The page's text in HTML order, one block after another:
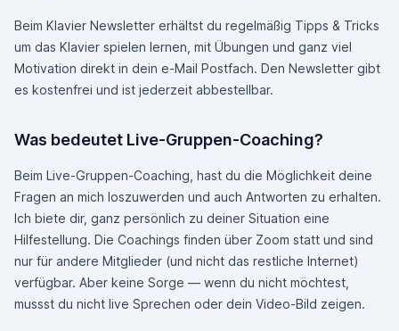
Beim Klavier Newsletter erhältst du regelmäßig Tipps & Tricks
um das Klavier spielen lernen, mit Übungen und ganz viel
Motivation direkt in dein e-Mail Postfach. Den Newsletter gibt
es kostenfrei und ist jederzeit abbestellbar.
Was bedeutet Live-Gruppen-Coaching?
Beim Live-Gruppen-Coaching, hast du die Möglichkeit deine
Fragen an mich loszuwerden und auch Antworten zu erhalten.
Ich biete dir, ganz persönlich zu deiner Situation eine
Hilfestellung. Die Coachings finden über Zoom statt und sind
nur für andere Mitglieder (und nicht das restliche Internet)
verfügbar. Aber keine Sorge — wenn du nicht möchtest,
mussst du nicht live Sprechen oder dein Video-Bild zeigen.